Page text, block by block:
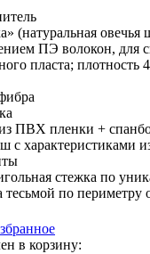
(натуральная овечья
ПЭ волокон, для
пласта; плотность
ПВХ пленки +
с характеристиками
стежка по
тесьмой по периметру
в корзину: